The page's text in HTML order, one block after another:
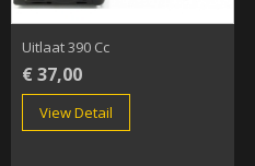
Uitlaat 390 Cc
€ 37,00
View Detail